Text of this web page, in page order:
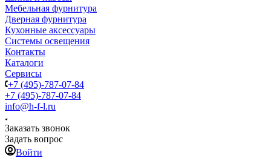
Мебельная фурнитура
Дверная фурнитура
Кухонные аксессуары
Системы освещения
Контакты
Каталоги
Сервисы
+7 (495)-787-07-84
+7 (495)-787-07-84
info@h-f-l.ru
Заказать звонок
Задать вопрос
Войти